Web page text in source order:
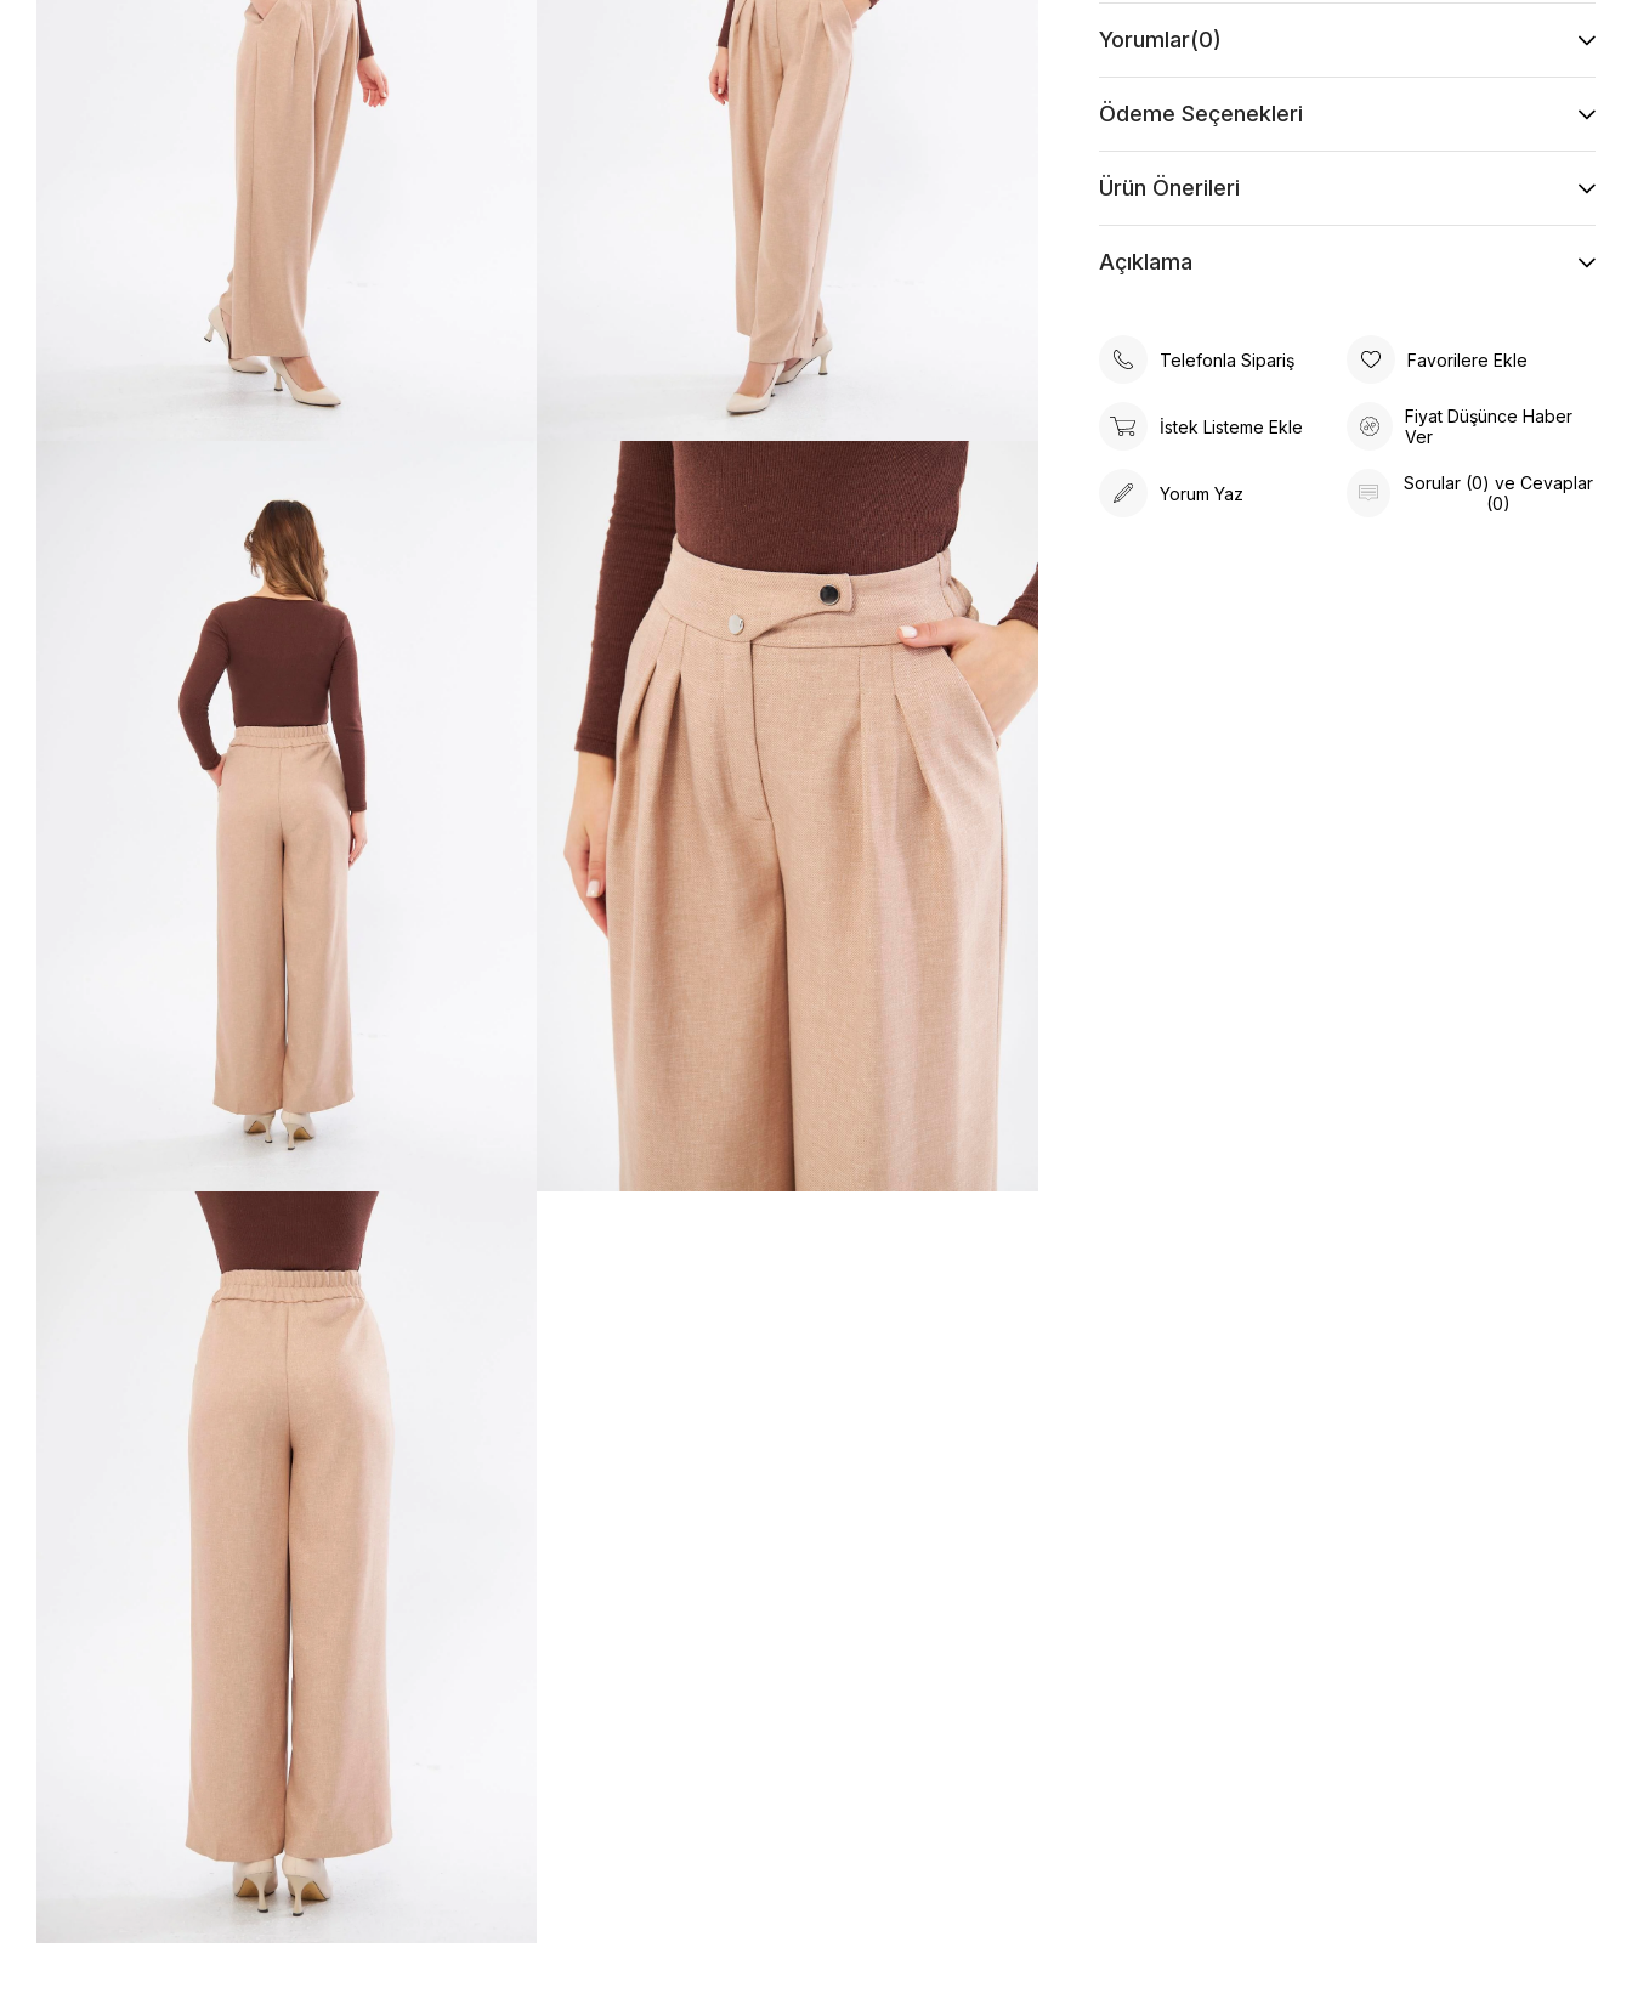
Yorumlar(0)
Ödeme Seçenekleri
Ürün Önerileri
Açıklama
Telefonla Sipariş Favorilere Ekle
İstek Listeme Ekle
Fiyat Düşünce Haber
Ver
Yorum Yaz
Sorular (0) ve Cevaplar
(0)